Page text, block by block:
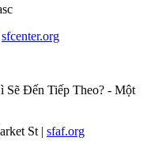
sfcenter.org
Đến Tiếp Theo? - Một
St | sfaf.org